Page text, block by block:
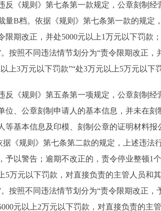
反《规则》第七条第一款规定，公章刻制
量B档。依据《规则》第七条第一款的规定
限期改正，并处5000元以上1万元以下罚款
按照不同违法情节划分为“责令限期改正，
上3万元以下罚款”“处3万元以上5万元以下
反《规则》第五条第一项规定，公章刻制
位、公章刻制申请人的基本信息，并未在
等基本信息及印模、刻制公章的证明材料
据《规则》第七条第二款的规定，上述违法
予以警告；逾期不改正的，责令停业整顿1
5万元以下罚款，对直接负责的主管人员和
按照不同违法情节划分为“责令限期改正，
元以上2万元以下罚款，对直接负责的主